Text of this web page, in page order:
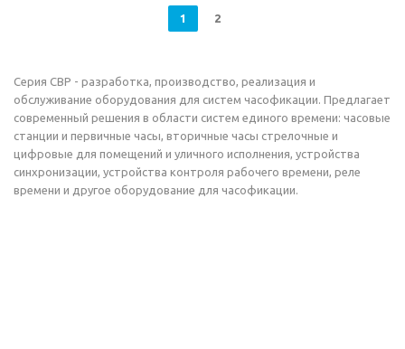
1 2
Серия СВР - разработка, производство, реализация и
обслуживание оборудования для систем часофикации. Предлагает
современный решения в области систем единого времени: часовые
станции и первичные часы, вторичные часы стрелочные и
цифровые для помещений и уличного исполнения, устройства
синхронизации, устройства контроля рабочего времени, реле
времени и другое оборудование для часофикации.